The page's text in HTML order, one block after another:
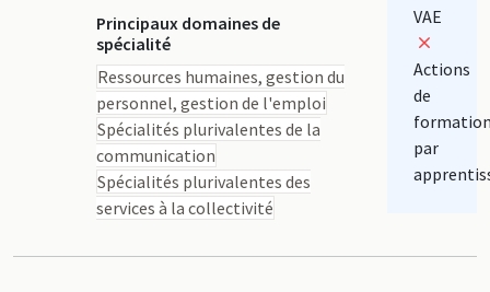
Principaux domaines de
spécialité
Ressources humaines, gestion du
personnel, gestion de l'emploi
Spécialités plurivalentes de la
communication
Spécialités plurivalentes des
services à la collectivité
VAE
Actions
de
par